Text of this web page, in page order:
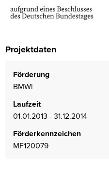
Projektdaten
Förderung
BMWi
Laufzeit
01.01.2013 - 31.12.2014
Förderkennzeichen
MF120079